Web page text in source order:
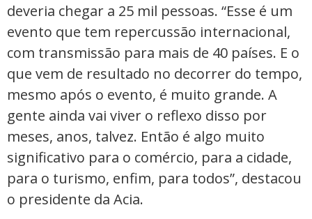
deveria chegar a 25 mil pessoas. “Esse é um
evento que tem repercussão internacional,
com transmissão para mais de 40 países. E o
que vem de resultado no decorrer do tempo,
mesmo após o evento, é muito grande. A
gente ainda vai viver o reflexo disso por
meses, anos, talvez. Então é algo muito
significativo para o comércio, para a cidade,
para o turismo, enfim, para todos”, destacou
o presidente da Acia.